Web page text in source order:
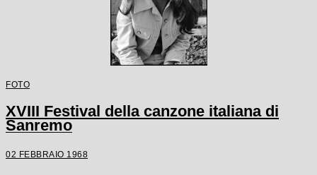
FOTO
XVIII Festival della canzone italiana di
Sanremo
02 FEBBRAIO 1968